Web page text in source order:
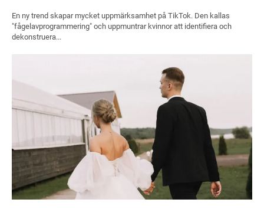
En ny trend skapar mycket uppmärksamhet på TikTok. Den kallas
"fågelavprogrammering" och uppmuntrar kvinnor att identifiera och
dekonstruera...